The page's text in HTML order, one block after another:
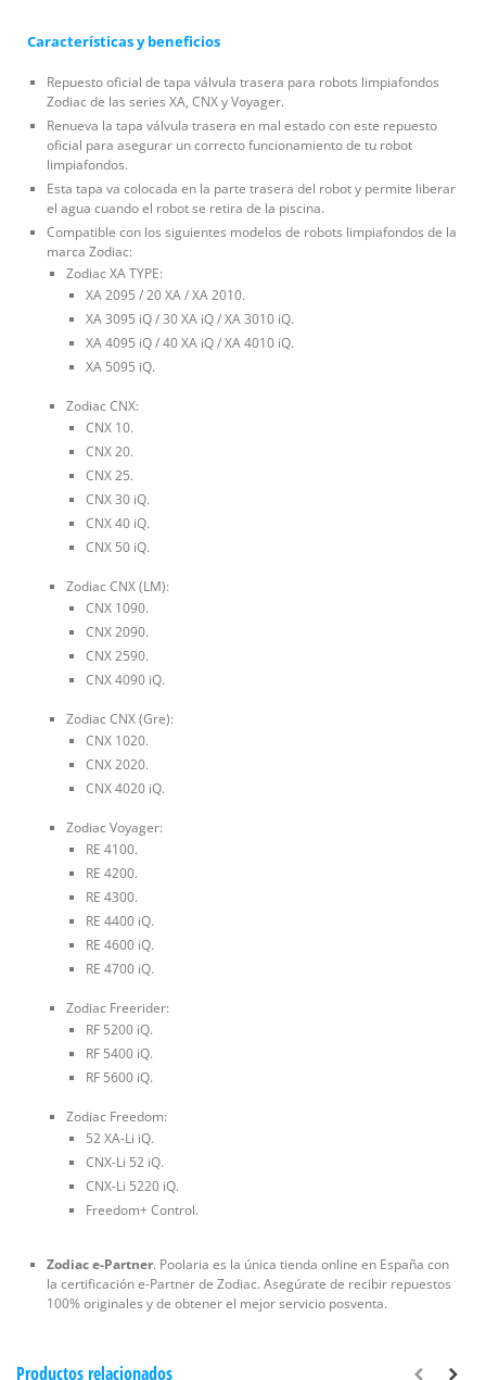
Características y beneficios
Repuesto oficial de tapa válvula trasera para robots limpiafondos
Zodiac de las series XA, CNX y Voyager.
Renueva la tapa válvula trasera en mal estado con este repuesto
oficial para asegurar un correcto funcionamiento de tu robot
limpiafondos.
Esta tapa va colocada en la parte trasera del robot y permite liberar
el agua cuando el robot se retira de la piscina.
Compatible con los siguientes modelos de robots limpiafondos de la
marca Zodiac:
Zodiac XA TYPE:
XA 2095 / 20 XA / XA 2010.
XA 3095 iQ / 30 XA iQ / XA 3010 iQ.
XA 4095 iQ / 40 XA iQ / XA 4010 iQ.
XA 5095 iQ.
Zodiac CNX:
CNX 10.
CNX 20.
CNX 25.
CNX 30 iQ.
CNX 40 iQ.
CNX 50 iQ.
Zodiac CNX (LM):
CNX 1090.
CNX 2090.
CNX 2590.
CNX 4090 iQ.
Zodiac CNX (Gre):
CNX 1020.
CNX 2020.
CNX 4020 iQ.
Zodiac Voyager:
RE 4100.
RE 4200.
RE 4300.
RE 4400 iQ.
RE 4600 iQ.
RE 4700 iQ.
Zodiac Freerider:
RF 5200 iQ.
RF 5400 iQ.
RF 5600 iQ.
Zodiac Freedom:
52 XA-Li iQ.
CNX-Li 52 iQ.
CNX-Li 5220 iQ.
Freedom+ Control.
Zodiac e-Partner. Poolaria es la única tienda online en España con
la certificación e-Partner de Zodiac. Asegúrate de recibir repuestos
100% originales y de obtener el mejor servicio posventa.
Productos relacionados